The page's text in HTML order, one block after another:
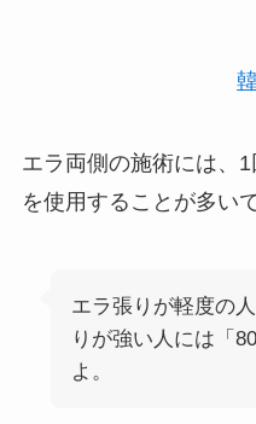
エラ両側の施術には、
を使用することが多いで
エラ張りが軽度の
りが強い人には「
よ。